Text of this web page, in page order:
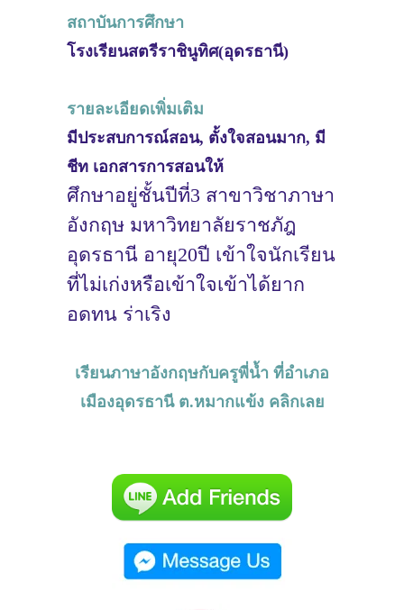
สถาบันการศึกษา
โรงเรียนสตรีราชินูทิศ(อุดรธานี)
รายละเอียดเพิ่มเติม
มีประสบการณ์สอน, ตั้งใจสอนมาก, มี
ชีท เอกสารการสอนให้
ศึกษาอยู่ชั้นปีที่3 สาขาวิชาภาษา
อังกฤษ มหาวิทยาลัยราชภัฎ
อุดรธานี อายุ20ปี เข้าใจนักเรียน
ที่ไม่เก่งหรือเข้าใจเข้าได้ยาก
อดทน ร่าเริง
เรียนภาษาอังกฤษกับครูพี่น้ำ ที่อำเภอ
เมืองอุดรธานี ต.หมากแข้ง คลิกเลย